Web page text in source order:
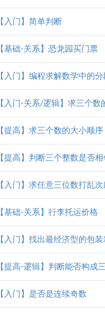
【入门】简单判断
【基础-关系】恐龙园买门票
【入门】编程求解数学中的
【入门-关系/逻辑】求三个数
【提高】求三个数的大小顺序
【提高】判断三个整数是否相
【入门】求任意三位数打乱
【基础-关系】行李托运价格
【入门】找出最经济型的包
【提高-逻辑】判断能否构成
【入门】是否是连续奇数